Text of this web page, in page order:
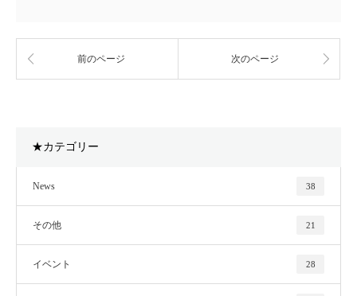
前のページ 次のページ
★カテゴリー
News 38
その他 21
イベント 28